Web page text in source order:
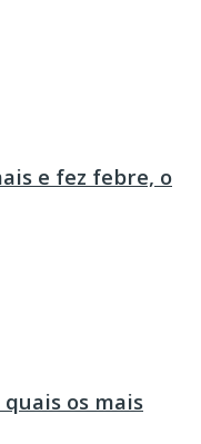
e fez febre, o
os mais